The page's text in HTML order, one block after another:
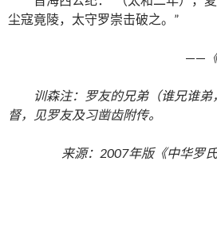
尘寇竟陵，太守罗崇击破之。”
——
训森注：罗友的兄弟（谁兄谁
督，见罗友及习凿齿附传。
来源：2007年版《中华罗